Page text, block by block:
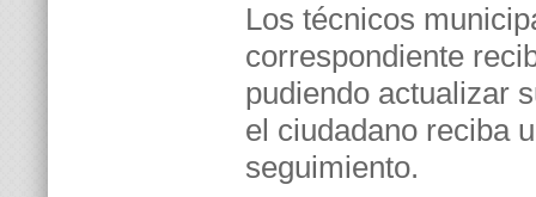
Los técnicos
correspondiente
pudiendo actualizar
el ciudadano reciba
seguimiento.